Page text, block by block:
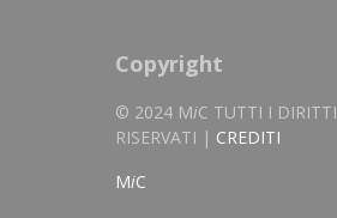
Copyright
© 2024 MiC TUTTI I DIRITTI
RISERVATI | CREDITI
MiC